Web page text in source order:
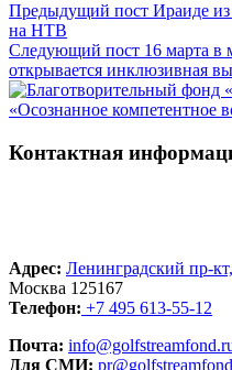
Предыдущий пост Ираиде
на НТВ
Следующий пост 16 марта в
открывается инклюзивная
Контактная
Адрес: Ленинградский пр-
Москва 125167
Телефон: +7 495 613-55-12
Почта:
Для СМИ: